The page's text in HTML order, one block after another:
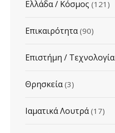
Ελλάδα / Κόσμος (121)
Επικαιρότητα (90)
Επιστήμη / Τεχνολογία
Θρησκεία (3)
Ιαματικά Λουτρά (17)